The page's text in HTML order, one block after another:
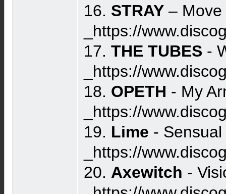
16. STRAY –
_https://
17. THE TUBES -
_https://
18. OPETH - My
_https://
19. Lime -
_https://
20. Axewitch -